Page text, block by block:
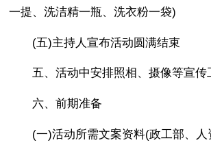
一提、洗洁精一瓶、洗衣粉一袋)
(五)主持人宣布活动圆满结束
五、活动中安排照相、摄像等宣传
六、前期准备
(一)活动所需文案资料(政工部、人